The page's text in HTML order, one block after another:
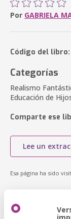
Por GABRIELA
Código del libro:
Categorías
Realismo
Educación de
Comparte ese
Lee un
Esa página ha sido